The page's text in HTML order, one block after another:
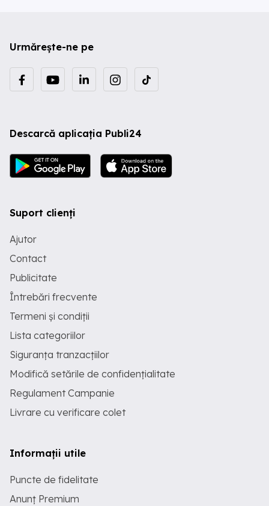
Urmărește-ne pe
Descarcă aplicația Publi24
Suport clienți
Ajutor
Contact
Publicitate
Întrebări frecvente
Termeni și condiții
Lista categoriilor
Siguranța tranzacțiilor
Modifică setările de confidențialitate
Regulament Campanie
Livrare cu verificare colet
Informații utile
Puncte de fidelitate
Anunț Premium